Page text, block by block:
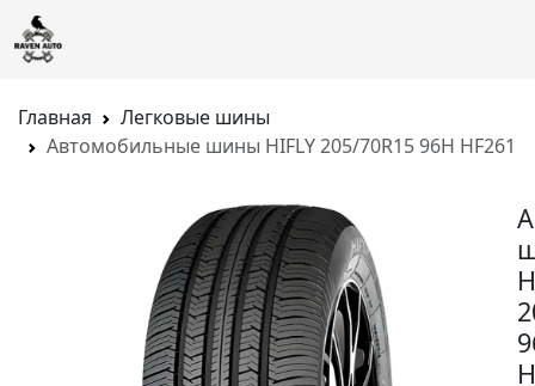
Главная
Легковые шины
Автомобильные шины HIFLY 205/70R15 96H HF261